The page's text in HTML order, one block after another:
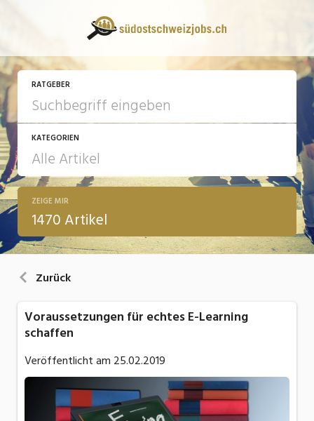
RATGEBER
KATEGORIEN
13 Fragen - 13 Antworten
Arbeit
ZEIGE MIR
1470 Artikel
Zurück
Voraussetzungen für echtes E-Learning
schaffen
Veröffentlicht am 25.02.2019